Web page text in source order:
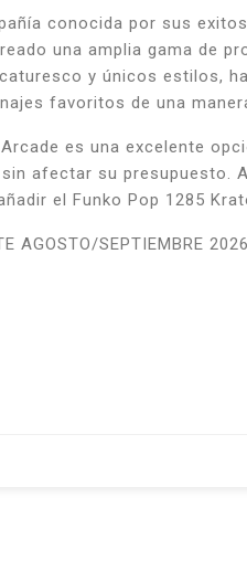
conocida por sus
una amplia gama de
y únicos estilos,
favoritos de una
es una excelente
afectar su presupuesto.
el Funko Pop 1285
AGOSTO/SEPTIEMBRE